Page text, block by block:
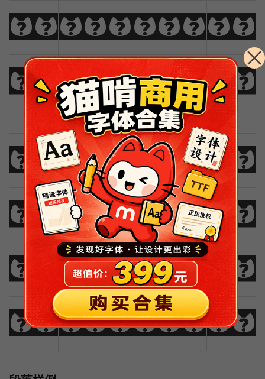
klmnopqrst
uvwxyzÄÅÆÇ
0123456789
!@#$%^&*()
_
+-={}|[]
?
:;"'<>,./\